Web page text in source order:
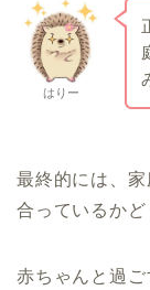
はりー
最終的には、
合っているかど
赤ちゃんと過